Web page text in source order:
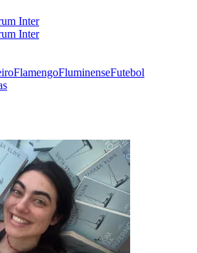
FlamengoFluminenseFutebol